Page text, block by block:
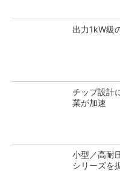
出力1kW級
チップ設計
業が加速
小型／高耐
シリーズを